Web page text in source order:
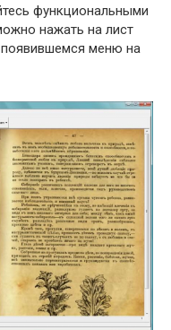
функциональными
нажать на лист
меню на